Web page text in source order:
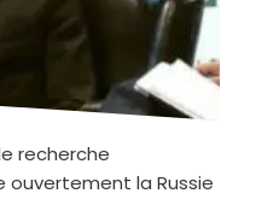
recherche
ouvertement la Russie